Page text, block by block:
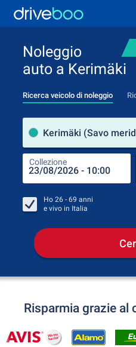
Noleggio
auto a Kerimäki
Ricerca veicolo di noleggio
Kerimäki (Savo
Collezione
Ho 26 - 69 anni
e vivo in Italia
Risparmia grazie al